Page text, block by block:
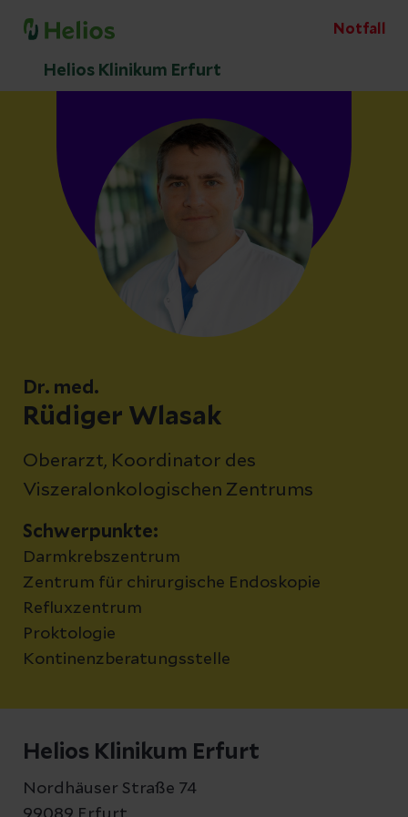
Notfall
Helios Klinikum Erfurt
Dr. med.
Rüdiger Wlasak
Oberarzt, Koordinator des
Viszeralonkologischen Zentrums
Schwerpunkte:
Darmkrebszentrum
Zentrum für chirurgische Endoskopie
Refluxzentrum
Proktologie
Kontinenzberatungsstelle
Helios Klinikum Erfurt
Nordhäuser Straße 74